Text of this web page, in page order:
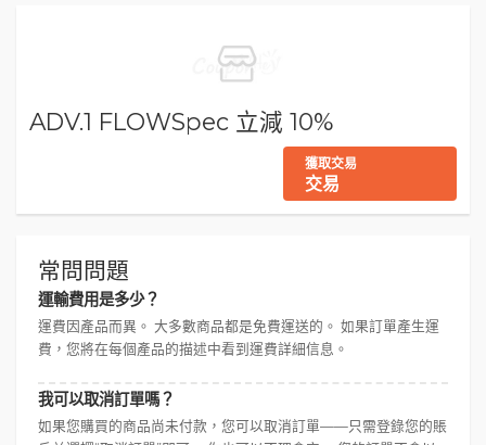
ADV.1 FLOWSpec 立減 10%
獲取交易
交易
常問問題
運輸費用是多少？
運費因產品而異。 大多數商品都是免費運送的。 如果訂單產生運
費，您將在每個產品的描述中看到運費詳細信息。
我可以取消訂單嗎？
如果您購買的商品尚未付款，您可以取消訂單——只需登錄您的賬